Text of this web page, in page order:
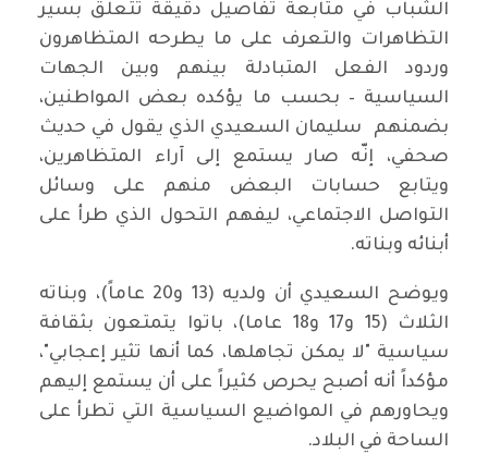
الشباب في متابعة تفاصيل دقيقة تتعلق بسير
التظاهرات والتعرف على ما يطرحه المتظاهرون
وردود الفعل المتبادلة بينهم وبين الجهات
السياسية – بحسب ما يؤكده بعض المواطنين،
بضمنهم سليمان السعيدي الذي يقول في حديث
صحفي، إنّه صار يستمع إلى آراء المتظاهرين،
ويتابع حسابات البعض منهم على وسائل
التواصل الاجتماعي، ليفهم التحول الذي طرأ على
أبنائه وبناته.
ويوضح السعيدي أن ولديه (13 و20 عاماً)، وبناته
الثلاث (15 و17 و18 عاما)، باتوا يتمتعون بثقافة
سياسية "لا يمكن تجاهلها، كما أنها تثير إعجابي"،
مؤكداً أنه أصبح يحرص كثيراً على أن يستمع إليهم
ويحاورهم في المواضيع السياسية التي تطرأ على
الساحة في البلاد.